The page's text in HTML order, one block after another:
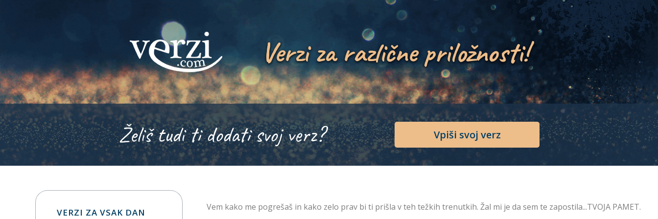
Verzi za različne priložnosti!
Želiš tudi ti dodati svoj verz? Vpiši svoj verz
Vem kako me pogrešaš in kako zelo prav bi ti prišla v teh težkih trenutkih. Žal mi je da sem te zapostila...TVOJA PAMET.
VERZI ZA VSAK DAN